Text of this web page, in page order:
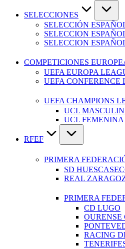
SELECCIONES
SELECCIÓN
SELECCION
SELECCION
COMPETICIONES
UEFA EUROPA
UEFA CONFERENCE
UEFA CHAMPIONS
UCL
UCL FEMENINA
RFEF
PRIMERA
SD HUESCA
REAL
PRIMERA
CD LUGO
OURENSE
RACING
TENERIFE